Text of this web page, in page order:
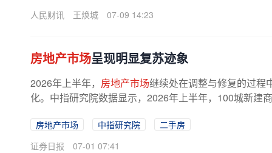
人民财讯
王焕城 07-09 14:23
房地产市场呈现明显复苏迹象
2026年上半年， 房地产市场继续处在调整与修复的过程
化。中指研究院数据显示，2026年上半年，100城新建
房地产市场 中指研究院
二手房
证券日报
07-01 07:41